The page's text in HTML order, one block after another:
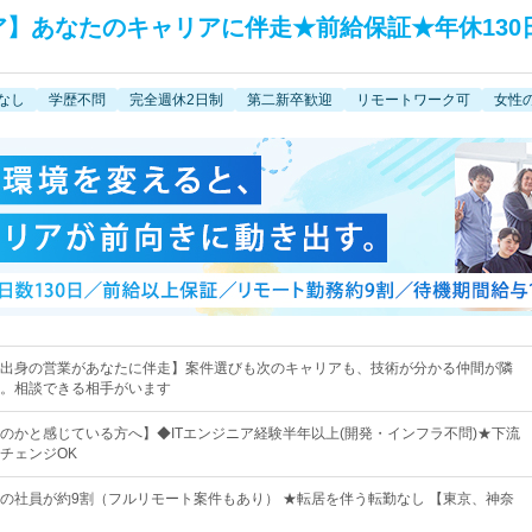
】あなたのキャリアに伴走★前給保証★年休130
し 学歴不問 完全週休2日制 第二新卒歓迎 リモートワーク可 女性
身の営業があなたに伴走】案件選びも次のキャリアも、技術が分かる仲間が隣
相談できる相手がいます
かと感じている方へ】◆ITエンジニア経験半年以上(開発・インフラ不問)★下流
ェンジOK
社員が約9割（フルリモート案件もあり） ★転居を伴う転勤なし 【東京、神奈